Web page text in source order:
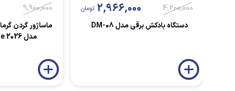
4,200,000
2,966,000 تومان
دستگاه بادکش برقی مدل DM-08
9,900,000
مدل Full package 2026